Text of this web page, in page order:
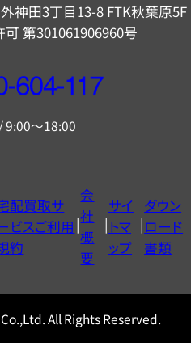
神田3丁目13-8 FTK秋葉原5F
第301061906960号
9:00～18:00
配買取サ
ビスご利用
約
会
社
概
要
サイ
トマ
ップ
ダウン
ロード
書類
All Rights Reserved.